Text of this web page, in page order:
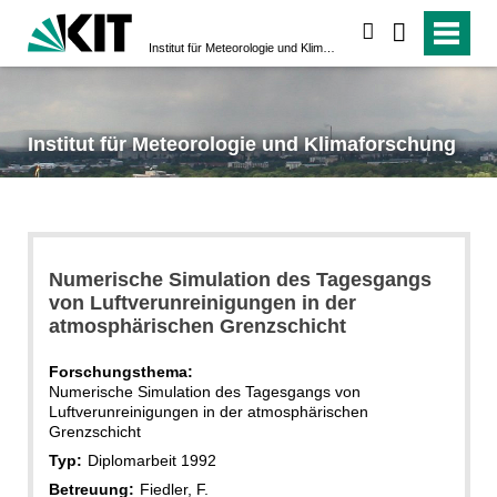
Institut für Meteorologie und Klimaforschung
Numerische Simulation des Tagesgangs
von Luftverunreinigungen in der
atmosphärischen Grenzschicht
Forschungsthema:
Numerische Simulation des Tagesgangs von
Luftverunreinigungen in der atmosphärischen
Grenzschicht
Typ: Diplomarbeit 1992
Betreuung: Fiedler, F.